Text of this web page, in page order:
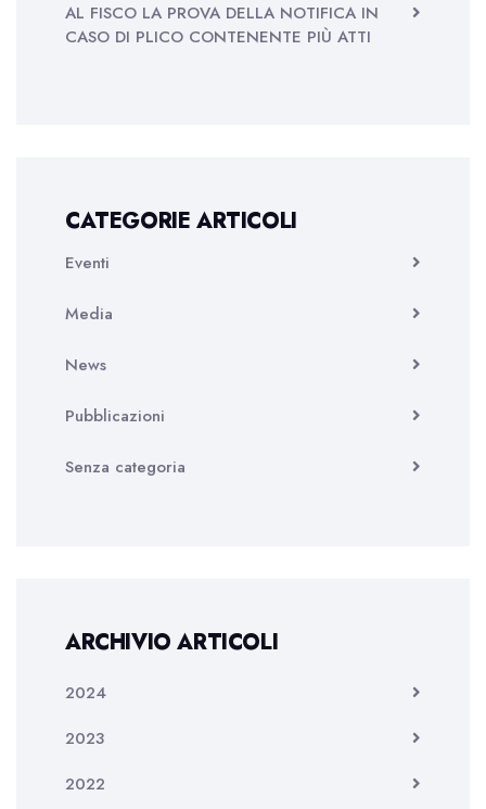
AL FISCO LA PROVA DELLA NOTIFICA IN
CASO DI PLICO CONTENENTE PIÙ ATTI
CATEGORIE ARTICOLI
Eventi
Media
News
Pubblicazioni
Senza categoria
ARCHIVIO ARTICOLI
2024
2023
2022